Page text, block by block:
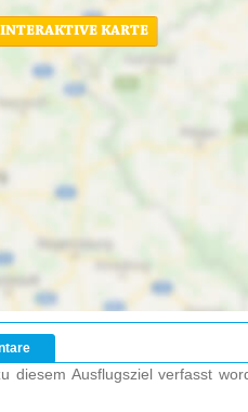
KARTE
diesem Ausflugsziel verfasst